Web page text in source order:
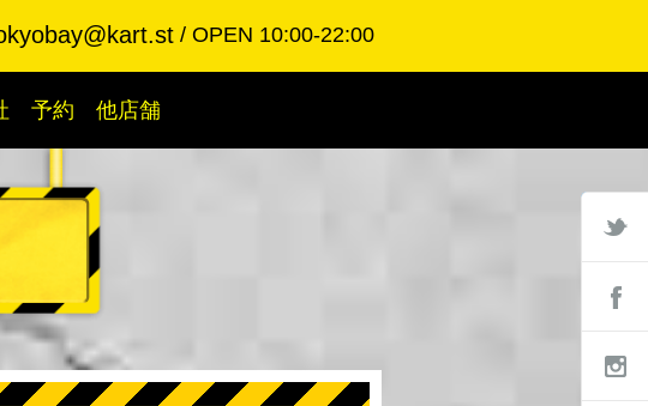
OPEN 10:00-22:00
予約 他店舗